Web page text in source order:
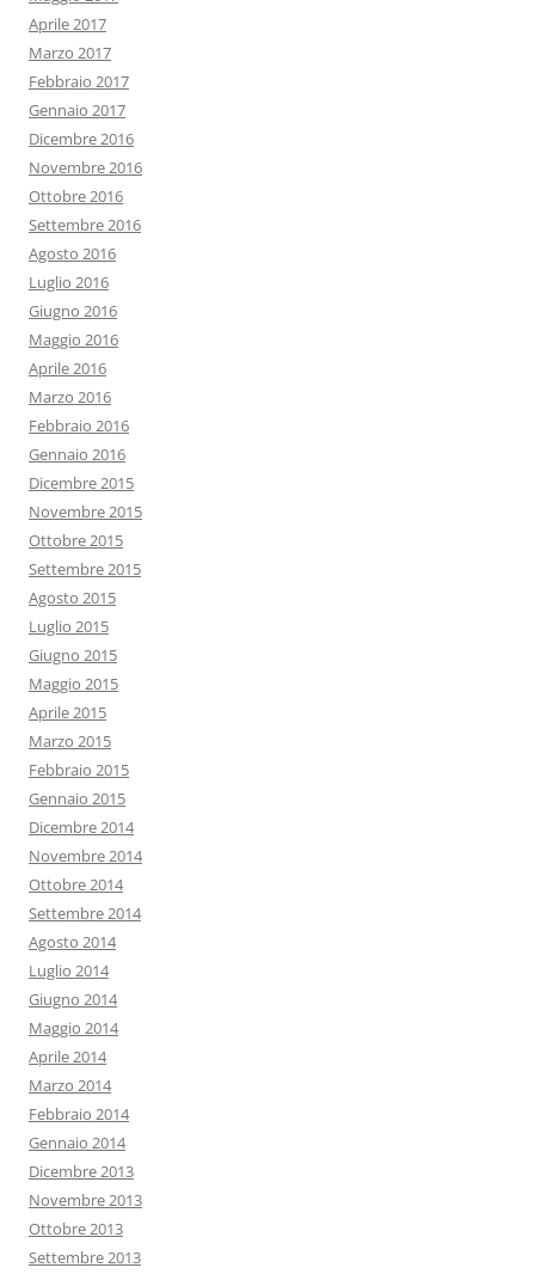
Aprile 2017
Marzo 2017
Febbraio 2017
Gennaio 2017
Dicembre 2016
Novembre 2016
Ottobre 2016
Settembre 2016
Agosto 2016
Luglio 2016
Giugno 2016
Maggio 2016
Aprile 2016
Marzo 2016
Febbraio 2016
Gennaio 2016
Dicembre 2015
Novembre 2015
Ottobre 2015
Settembre 2015
Agosto 2015
Luglio 2015
Giugno 2015
Maggio 2015
Aprile 2015
Marzo 2015
Febbraio 2015
Gennaio 2015
Dicembre 2014
Novembre 2014
Ottobre 2014
Settembre 2014
Agosto 2014
Luglio 2014
Giugno 2014
Maggio 2014
Aprile 2014
Marzo 2014
Febbraio 2014
Gennaio 2014
Dicembre 2013
Novembre 2013
Ottobre 2013
Settembre 2013